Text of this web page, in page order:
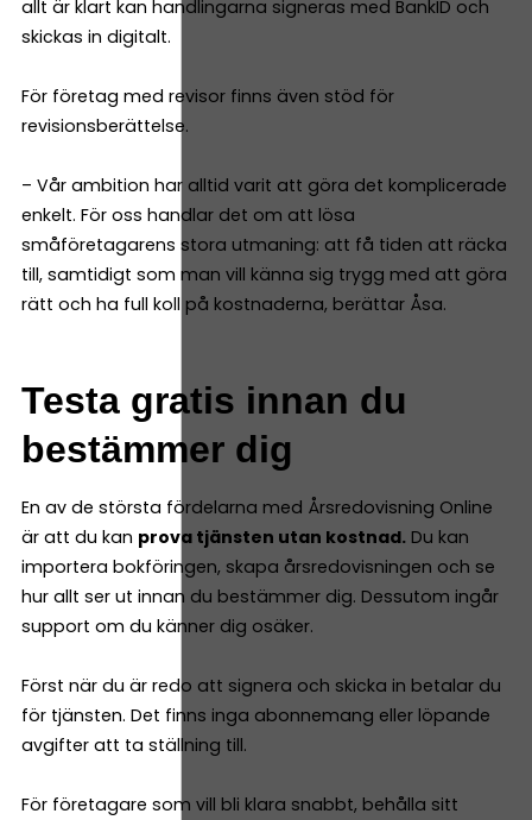
allt är klart kan handlingarna signeras med BankID och
skickas in digitalt.
För företag med revisor finns även stöd för
revisionsberättelse.
– Vår ambition har alltid varit att göra det komplicerade
enkelt. För oss handlar det om att lösa
småföretagarens stora utmaning: att få tiden att räcka
till, samtidigt som man vill känna sig trygg med att göra
rätt och ha full koll på kostnaderna, berättar Åsa.
Testa gratis innan du
bestämmer dig
En av de största fördelarna med Årsredovisning Online
är att du kan prova tjänsten utan kostnad. Du kan
importera bokföringen, skapa årsredovisningen och se
hur allt ser ut innan du bestämmer dig. Dessutom ingår
support om du känner dig osäker.
Först när du är redo att signera och skicka in betalar du
för tjänsten. Det finns inga abonnemang eller löpande
avgifter att ta ställning till.
För företagare som vill bli klara snabbt, behålla sitt